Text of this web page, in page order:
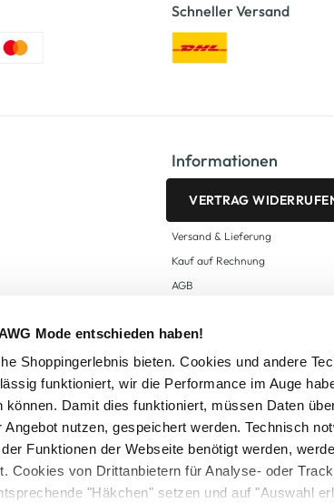
Mode entschieden haben!
Shoppingerlebnis bieten. Cookies und andere
funktioniert, wir die Performance im Auge
können. Damit dies funktioniert, müssen Daten
nutzen, gespeichert werden. Technisch
Funktionen der Webseite benötigt werden,
Cookies von Drittanbietern für Analyse- oder
"Häkchen" setzen und auf "Auswahl
Schneller Versand
Informationen
VERTRAG
Versand & Lieferung
Kauf auf Rechnung
AGB
Zahlungsarten
Datenschutz
AWG CARD